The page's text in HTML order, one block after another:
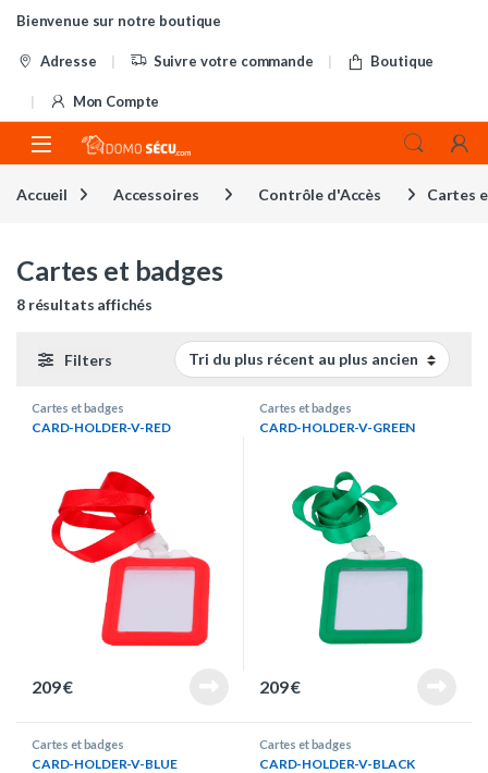
Skip to navigation
Skip to content
Bienvenue sur notre boutique
Adresse Suivre votre commande Boutique
Mon Compte
Accueil Accessoires Contrôle d'Accès Cartes
Cartes et badges
8 résultats affichés
Filters
Cartes et badges
CARD-HOLDER-V-RED
209€
Cartes et badges
CARD-HOLDER-V-GREEN
209€
Cartes et badges
CARD-HOLDER-V-BLUE
Cartes et badges
CARD-HOLDER-V-BLACK